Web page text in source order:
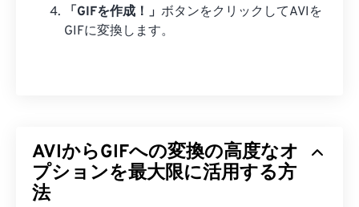
「GIFを作成！」 ボタンをクリックしてAVIを
GIFに変換します。
AVIからGIFへの変換の高度なオ
プションを最大限に活用する方
法